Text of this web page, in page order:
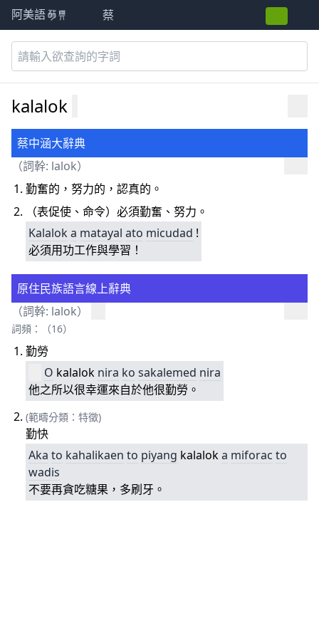
阿美語萌典 蔡
kalalok
蔡中涵大辭典
（詞幹: lalok）
勤奮的，努力的，認真的。
（表促使、命令）必須勤奮、努力。
Kalalok a matayal ato micudad !
必須用功工作與學習！
原住民族語言線上辭典
（詞幹: lalok）
詞頻：（16）
勤勞
O kalalok nira ko sakalemed nira
他之所以很幸運來自於他很勤勞。
(範疇分類：特徵)
勤快
Aka to kahalikaen to piyang kalaloka miforac to
wadis
不要再貪吃糖果，多刷牙。